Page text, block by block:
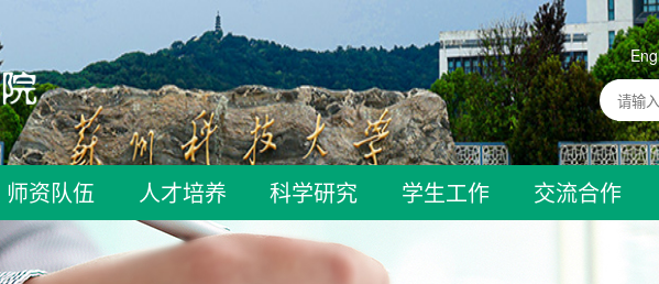
师资队伍 人才培养 科学研究 学生工作 交流合作